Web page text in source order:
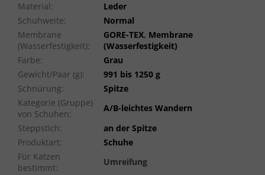
Material:
Leder
Schuhweite:
Normal
Membrane
(Wasserfestigkeit):
GORE-TEX, Membrane
(Wasserfestigkeit)
Farbe:
Grau
Gewicht/Paar (g):
991 bis 1250 g
Schnürung:
Spitze
Kategorie (Gruppe)
von Schuhen:
A/B-leichtes Wandern
Steppstich:
an der Spitze
Produktart:
Schuhe
Für Katzen
bestimmt:
Umreifung